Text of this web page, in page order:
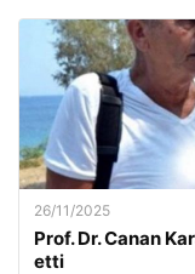
26/11/2025
Prof. Dr. Canan
etti